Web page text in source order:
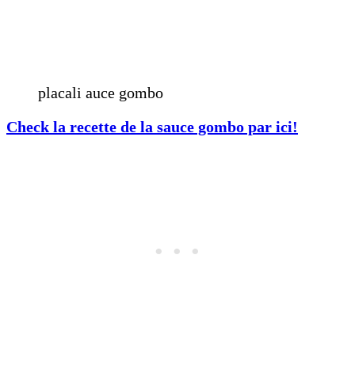
placali auce gombo
Check la recette de la sauce gombo par ici!